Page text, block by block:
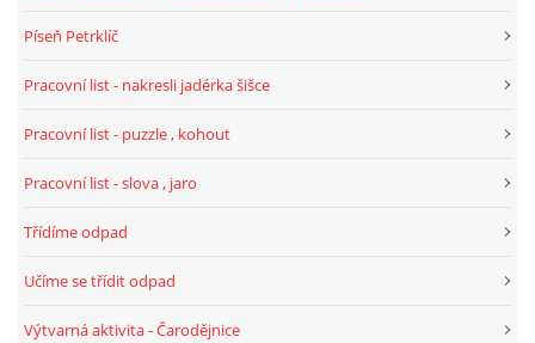
BÁSNĚ K TÉMATU ZIMA
VZDĚLÁVACÍ PLÁN OD ZÁŘÍ DO ČERVNA
Píseň Petrklíč
Pracovní list - nakresli jadérka šišce
Pracovní list - puzzle , kohout
Pracovní list - slova , jaro
Třídíme odpad
Učíme se třídit odpad
Výtvarná aktivita - Čarodějnice